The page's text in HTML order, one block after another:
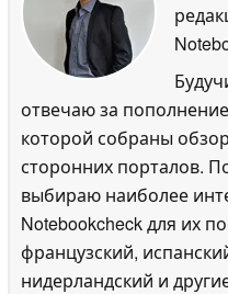
отвечаю за
которой собраны
сторонних порталов.
выбираю наиболее
Notebookcheck для их
французский,
нидерландский и